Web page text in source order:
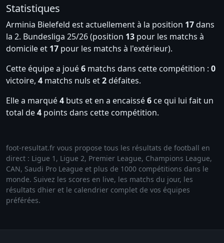
Statistiques
Arminia Bielefeld est actuellement à la position 17dans
la 2. Bundesliga 25/26 (position 13 pour les matchs à
domicile et 17 pour les matchs à l'extérieur).
Cette équipe a joué6 matchs dans cette compétition : 0
victoire, 4 matchs nuls et2défaites.
Elle a marqué4 buts et en a encaissé6 ce qui lui fait un
total de4 points dans cette compétition.
foot-resultat.fr vous propose tous les résultats de football en
direct : Ligue 1, Ligue 2, Premier League, Champions League,
CAN, Saudi Pro League et plus de 1000 compétitions dans le
monde. Suivez les scores en live, les matchs du jour, les
résultats dhier et le calendrier complet de vos équipes
préférées.